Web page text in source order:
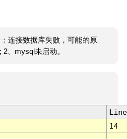
连接数据库失败，可能的原
、mysql未启动。
Line
14